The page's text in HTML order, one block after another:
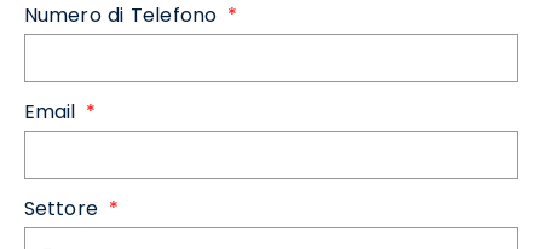
Numero di Telefono
Email
Settore